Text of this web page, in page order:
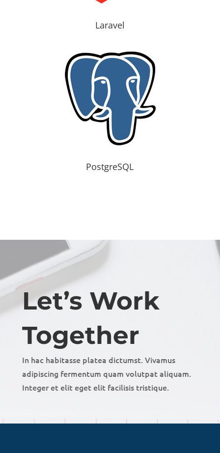
Laravel
PostgreSQL
Let’s Work
Together
In hac habitasse platea dictumst. Vivamus
adipiscing fermentum quam volutpat aliquam.
Integer et elit eget elit facilisis tristique.